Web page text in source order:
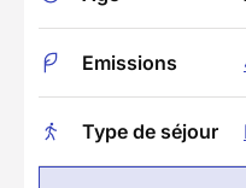
Emissions
Type de séjour